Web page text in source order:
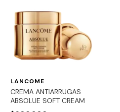
LANCOME
CREMA ANTIARRUGAS
ABSOLUE SOFT CREAM